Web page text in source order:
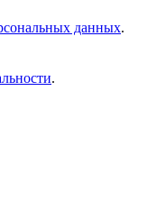
данных.
.